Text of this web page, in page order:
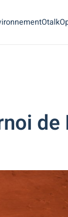
Otalk
de